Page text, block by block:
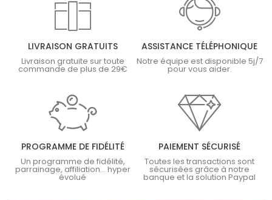
LIVRAISON GRATUITS
Livraison gratuite sur toute
commande de plus de 29€
ASSISTANCE TÉLÉPHONIQUE
Notre équipe est disponible 5j/7
pour vous aider.
PROGRAMME DE FIDÉLITÉ
Un programme de fidélité,
parrainage, affiliation... hyper
évolué
PAIEMENT SÉCURISÉ
Toutes les transactions sont
sécurisées grâce à notre
banque et la solution Paypal